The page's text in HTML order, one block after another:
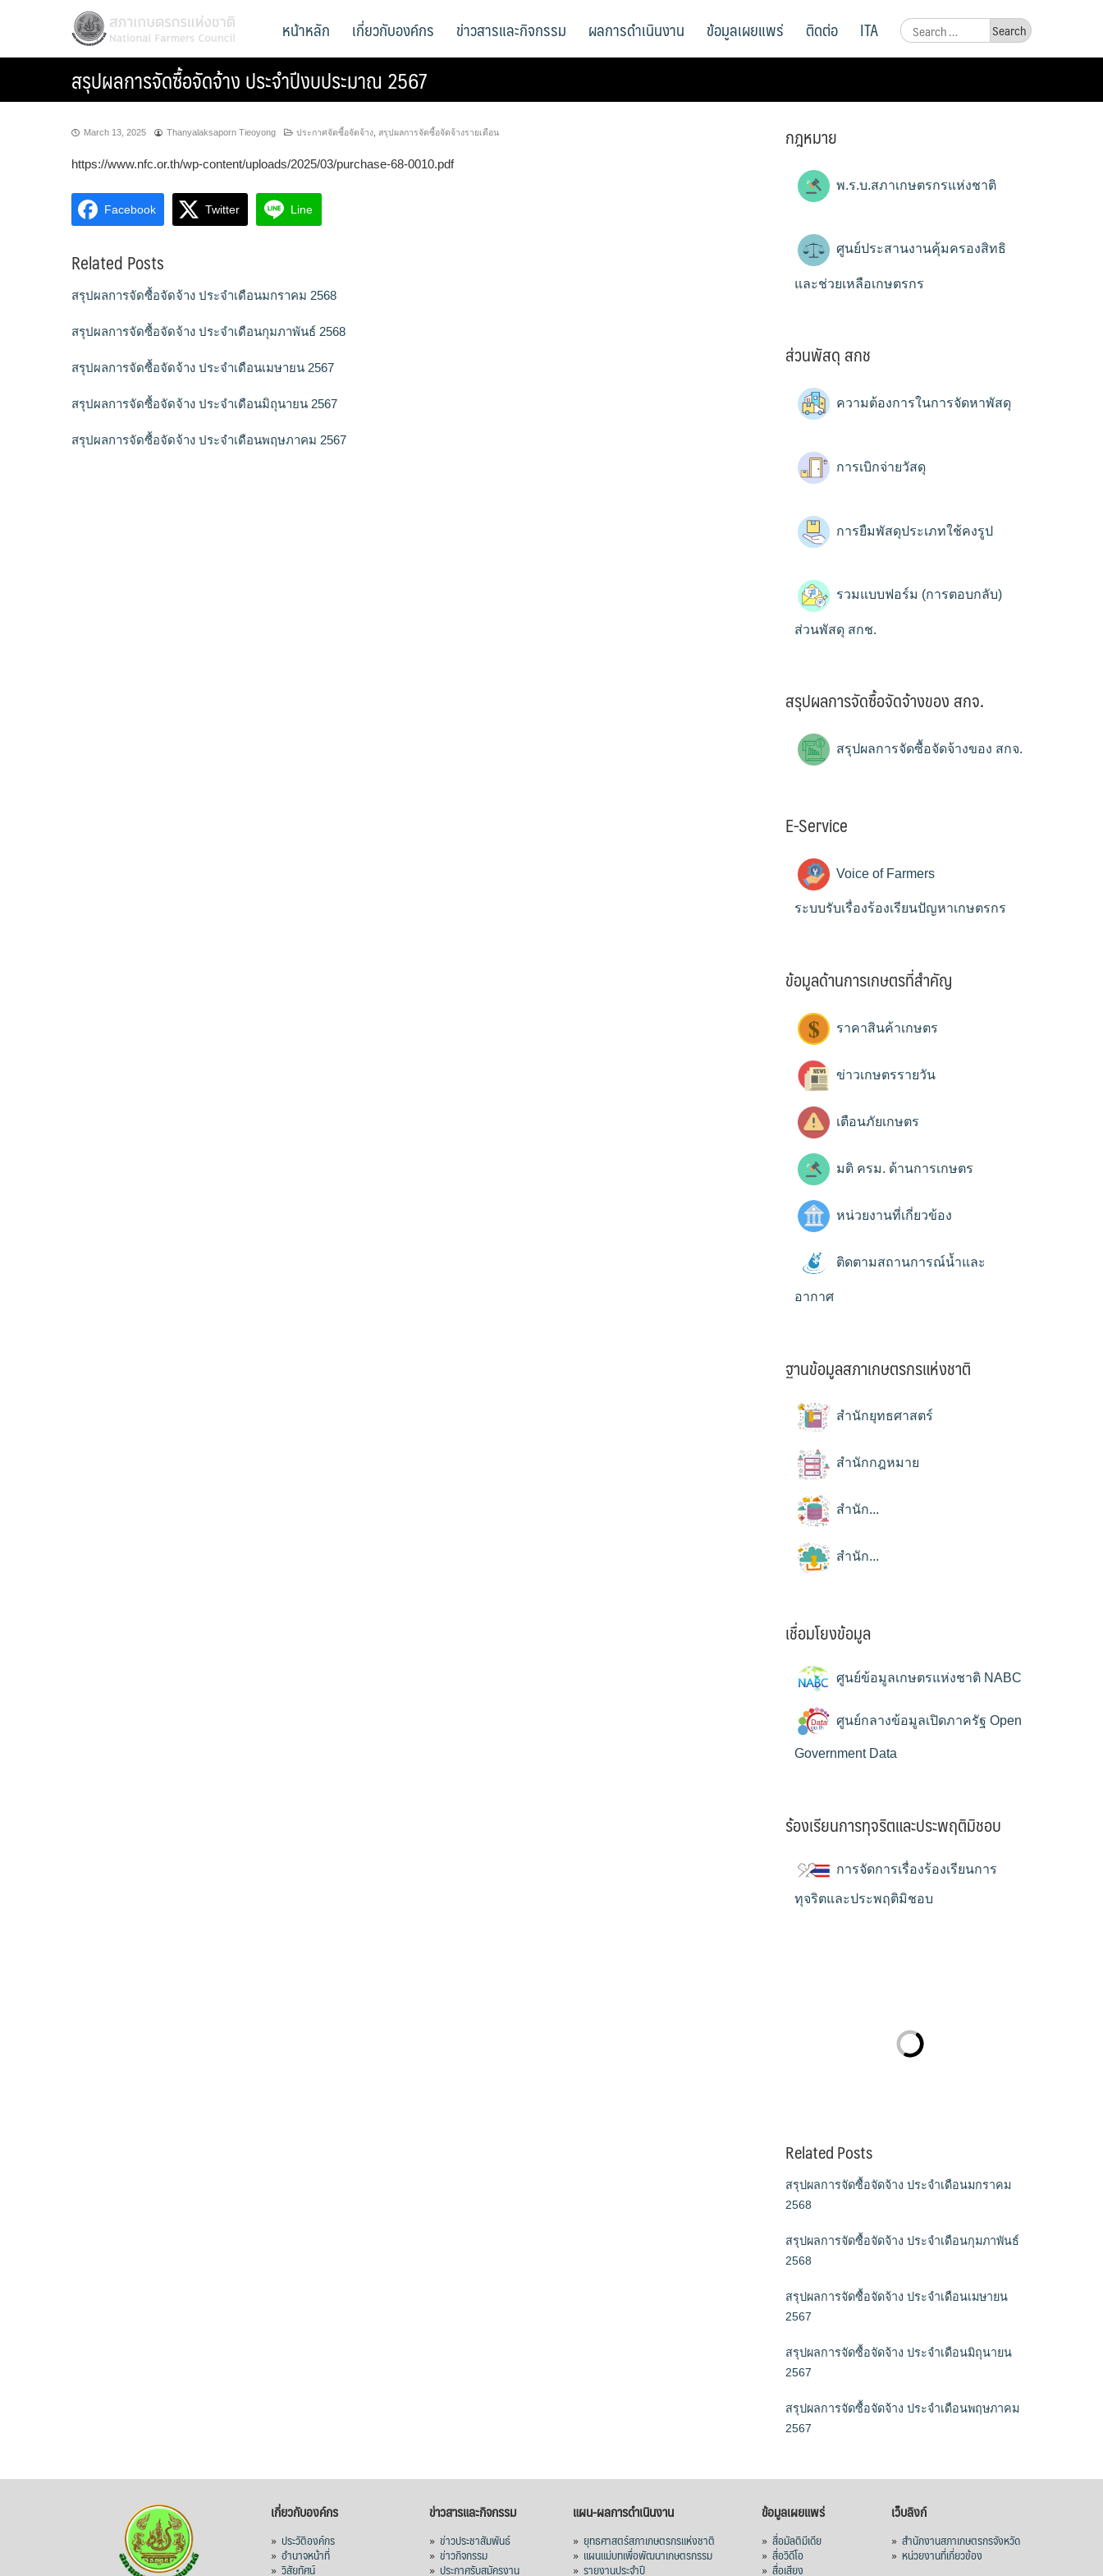
สภาเกษตรกรแห่งชาติ
National Farmers Council
Search
for:
หน้าหลัก เกี่ยวกับองค์กร ข่าวสารและกิจกรรม ผลการดำเนินงาน ข้อมูลเผยแพร่ ติดต่อ ITA
สรุปผลการจัดซื้อจัดจ้าง ประจำปีงบประมาณ 2567
March 13, 2025 Thanyalaksaporn Tieoyong ประกาศจัดซื้อจัดจ้าง สรุปผลการจัดซื้อจัดจ้างรายเดือน
https://www.nfc.or.th/wp-content/uploads/2025/03/purchase-68-0010.pdf
Facebook Twitter Line
Related Posts
สรุปผลการจัดซื้อจัดจ้าง ประจำเดือนมกราคม 2568
สรุปผลการจัดซื้อจัดจ้าง ประจำเดือนกุมภาพันธ์ 2568
สรุปผลการจัดซื้อจัดจ้าง ประจำเดือนเมษายน 2567
สรุปผลการจัดซื้อจัดจ้าง ประจำเดือนมิถุนายน 2567
สรุปผลการจัดซื้อจัดจ้าง ประจำเดือนพฤษภาคม 2567
กฎหมาย
พ.ร.บ.สภาเกษตรกรแห่งชาติ
ศูนย์ประสานงานคุ้มครองสิทธิ
และช่วยเหลือเกษตรกร
ส่วนพัสดุ สกช
ความต้องการในการจัดหาพัสดุ
การเบิกจ่ายวัสดุ
การยืมพัสดุประเภทใช้คงรูป
รวมแบบฟอร์ม (การตอบกลับ)
ส่วนพัสดุ สกช.
สรุปผลการจัดซื้อจัดจ้างของ สกจ.
สรุปผลการจัดซื้อจัดจ้างของ สกจ.
E-Service
Voice of Farmers
ระบบรับเรื่องร้องเรียนปัญหาเกษตรกร
ข้อมูลด้านการเกษตรที่สำคัญ
ราคาสินค้าเกษตร
ข่าวเกษตรรายวัน
เตือนภัยเกษตร
มติ ครม. ด้านการเกษตร
หน่วยงานที่เกี่ยวข้อง
ติดตามสถานการณ์น้ำและ
อากาศ
ฐานข้อมูลสภาเกษตรกรแห่งชาติ
สำนักยุทธศาสตร์
สำนักกฎหมาย
สำนัก...
สำนัก...
เชื่อมโยงข้อมูล
ศูนย์ข้อมูลเกษตรแห่งชาติ NABC
ศูนย์กลางข้อมูลเปิดภาครัฐ Open
Government Data
ร้องเรียนการทุจริตและประพฤติมิชอบ
การจัดการเรื่องร้องเรียนการ
ทุจริตและประพฤติมิชอบ
Related Posts
สรุปผลการจัดซื้อจัดจ้าง ประจำเดือนมกราคม
2568
สรุปผลการจัดซื้อจัดจ้าง ประจำเดือนกุมภาพันธ์
2568
สรุปผลการจัดซื้อจัดจ้าง ประจำเดือนเมษายน
2567
สรุปผลการจัดซื้อจัดจ้าง ประจำเดือนมิถุนายน
2567
สรุปผลการจัดซื้อจัดจ้าง ประจำเดือนพฤษภาคม
2567
เกี่ยวกับองค์กร
»ประวัติองค์กร
»อำนาจหน้าที่
»วิสัยทัศน์
ข่าวสารและกิจกรรม
»ข่าวประชาสัมพันธ์
»ข่าวกิจกรรม
»ประกาศรับสมัครงาน
แผน-ผลการดำเนินงาน
» ยุทธศาสตร์สภาเกษตรกรแห่งชาติ
» แผนแม่บทเพื่อพัฒนาเกษตรกรรม
» รายงานประจำปี
ข้อมูลเผยแพร่
» สื่อมัลติมีเดีย
» สื่อวิดีโอ
» สื่อเสียง
เว็บลิงก์
» สำนักงานสภาเกษตรกรจังหวัด
» หน่วยงานที่เกี่ยวข้อง